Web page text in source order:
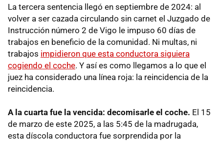
La tercera sentencia llegó en septiembre de 2024: al
volver a ser cazada circulando sin carnet el Juzgado de
Instrucción número 2 de Vigo le impuso 60 días de
trabajos en beneficio de la comunidad. Ni multas, ni
trabajos impidieron que esta conductora siguiera
cogiendo el coche. Y así es como llegamos a lo que el
juez ha considerado una línea roja: la reincidencia de la
reincidencia.
A la cuarta fue la vencida: decomisarle el coche. El 15
de marzo de este 2025, a las 5:45 de la madrugada,
esta díscola conductora fue sorprendida por la